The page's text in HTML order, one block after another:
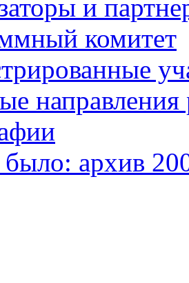
и
комитет
направления
было: архив